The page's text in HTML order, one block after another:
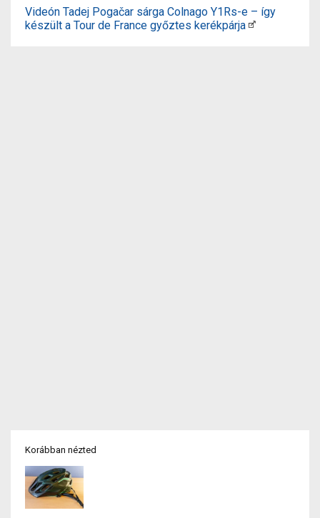
Videón Tadej Pogačar sárga Colnago Y1Rs-e – így
készült a Tour de France győztes kerékpárja
Korábban nézted